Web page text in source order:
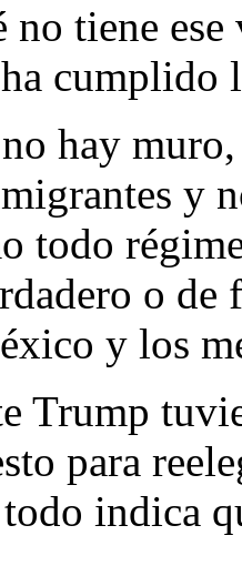
no tiene
cumplido
hay
y
todo
o de
y los
Trump
para
indica